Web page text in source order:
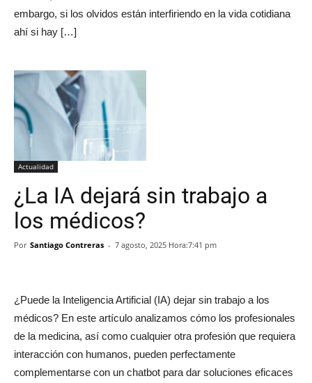
embargo, si los olvidos están interfiriendo en la vida cotidiana
ahí si hay […]
Actualidad
¿La IA dejará sin trabajo a
los médicos?
Por Santiago Contreras - 7 agosto, 2025 Hora:7:41 pm
¿Puede la Inteligencia Artificial (IA) dejar sin trabajo a los
médicos? En este artículo analizamos cómo los profesionales
de la medicina, así como cualquier otra profesión que requiera
interacción con humanos, pueden perfectamente
complementarse con un chatbot para dar soluciones eficaces